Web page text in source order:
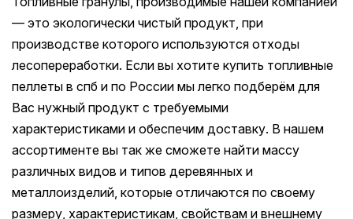
— это экологически чистый продукт, при
производстве которого используются отходы
лесопереработки. Если вы хотите купить топливные
пеллеты в спб и по России мы легко подберём для
Вас нужный продукт с требуемыми
характеристиками и обеспечим доставку. В нашем
ассортименте вы так же сможете найти массу
различных видов и типов деревянных и
металлоизделий, которые отличаются по своему
размеру, характеристикам, свойствам и внешнему